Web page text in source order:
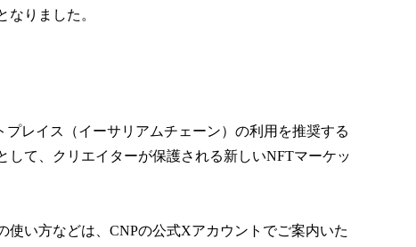
りました。
プレイス（イーサリアムチェーン）の利用を推奨する
て、クリエイターが保護される新しいNFTマーケッ
い方などは、CNPの公式Xアカウントでご案内いた